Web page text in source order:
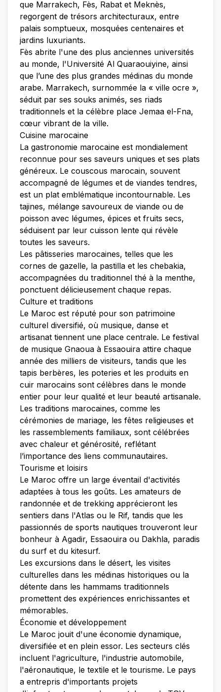
que Marrakech, Fès, Rabat et Meknès,
regorgent de trésors architecturaux, entre
palais somptueux, mosquées centenaires et
jardins luxuriants.
Fès abrite l'une des plus anciennes universités
au monde, l'Université Al Quaraouiyine, ainsi
que l’une des plus grandes médinas du monde
arabe. Marrakech, surnommée la « ville ocre »,
séduit par ses souks animés, ses riads
traditionnels et la célèbre place Jemaa el-Fna,
cœur vibrant de la ville.
Cuisine marocaine
La gastronomie marocaine est mondialement
reconnue pour ses saveurs uniques et ses plats
généreux. Le couscous marocain, souvent
accompagné de légumes et de viandes tendres,
est un plat emblématique incontournable. Les
tajines, mélange savoureux de viande ou de
poisson avec légumes, épices et fruits secs,
séduisent par leur cuisson lente qui révèle
toutes les saveurs.
Les pâtisseries marocaines, telles que les
cornes de gazelle, la pastilla et les chebakia,
accompagnées du traditionnel thé à la menthe,
ponctuent délicieusement chaque repas.
Culture et traditions
Le Maroc est réputé pour son patrimoine
culturel diversifié, où musique, danse et
artisanat tiennent une place centrale. Le festival
de musique Gnaoua à Essaouira attire chaque
année des milliers de visiteurs, tandis que les
tapis berbères, les poteries et les produits en
cuir marocains sont célèbres dans le monde
entier pour leur qualité et leur beauté artisanale.
Les traditions marocaines, comme les
cérémonies de mariage, les fêtes religieuses et
les rassemblements familiaux, sont célébrées
avec chaleur et générosité, reflétant
l’importance des liens communautaires.
Tourisme et loisirs
Le Maroc offre un large éventail d'activités
adaptées à tous les goûts. Les amateurs de
randonnée et de trekking apprécieront les
sentiers dans l'Atlas ou le Rif, tandis que les
passionnés de sports nautiques trouveront leur
bonheur à Agadir, Essaouira ou Dakhla, paradis
du surf et du kitesurf.
Les excursions dans le désert, les visites
culturelles dans les médinas historiques ou la
détente dans les hammams traditionnels
promettent des expériences enrichissantes et
mémorables.
Économie et développement
Le Maroc jouit d'une économie dynamique,
diversifiée et en plein essor. Les secteurs clés
incluent l'agriculture, l'industrie automobile,
l'aéronautique, le textile et le tourisme. Le pays
a entrepris d'importants projets